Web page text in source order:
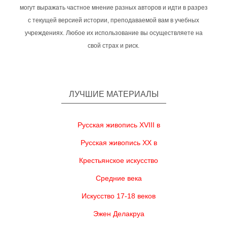
могут выражать частное мнение разных авторов и идти в разрез
с текущей версией истории, преподаваемой вам в учебных
учреждениях. Любое их использование вы осуществляете на
свой страх и риск.
ЛУЧШИЕ МАТЕРИАЛЫ
Русская живопись XVIII в
Русская живопись XX в
Крестьянское искусство
Средние века
Искусство 17-18 веков
Эжен Делакруа